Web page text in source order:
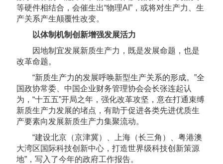
等硬件相结合，会催生出“物理AI”，或将对生产力、生
产关系产生颠覆性改变。
以体制机制创新增强发展活力
因地制宜发展新质生产力，既是发展命题，也是
改革命题。
“新质生产力的发展呼唤新型生产关系的形成。”全
国政协常委、中国企业财务管理协会会长张连起认
为，“十五五”开局之年，强化改革攻坚，意在打通束缚
新质生产力发展的堵点，有助于促进各类先进优质生
产要素向发展新质生产力集聚流动。
“建设北京（京津冀）、上海（长三角）、粤港澳
大湾区国际科技创新中心，打造世界级科技创新策源
地”，写入了今年的政府工作报告。